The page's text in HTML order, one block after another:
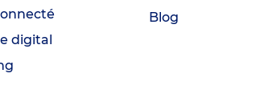
digital
Blog